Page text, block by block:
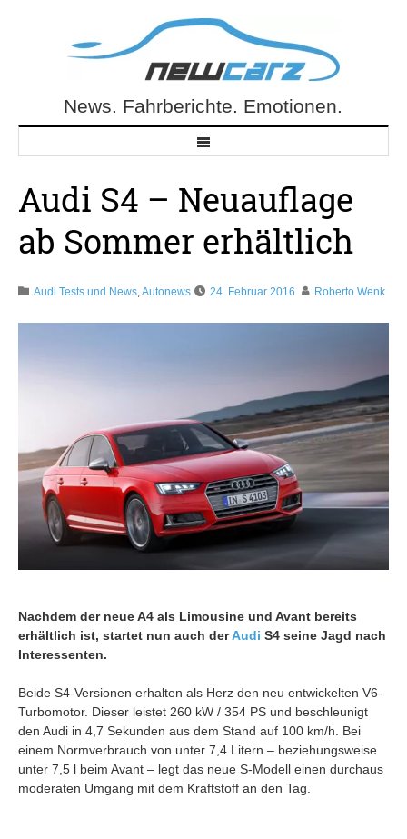
NewCarz.deNews. Fahrberichte. Emotionen.
Audi S4 – Neuauflage
ab Sommer erhältlich
Audi Tests und News,Autonews 24. Februar 2016 Roberto Wenk
Nachdem der neue A4 als Limousine und Avant bereits
erhältlich ist, startet nun auch derAudi S4 seine Jagd nach
Interessenten.
Beide S4-Versionen erhalten als Herz den neu entwickelten V6-
Turbomotor. Dieser leistet 260 kW / 354 PS und beschleunigt
den Audi in 4,7 Sekunden aus dem Stand auf 100 km/h. Bei
einem Normverbrauch von unter 7,4 Litern – beziehungsweise
unter 7,5 l beim Avant – legt das neue S-Modell einen durchaus
moderaten Umgang mit dem Kraftstoff an den Tag.